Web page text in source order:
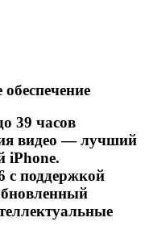
39 часов
видео — лучший
iPhone.
с поддержкой